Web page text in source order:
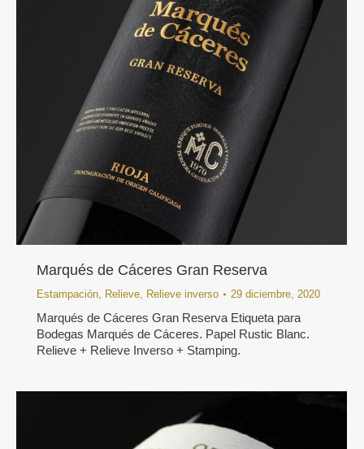
Marqués de Cáceres Gran Reserva
Estampación, Relieve, Relieve inverso 29 diciembre, 2020
Marqués de Cáceres Gran Reserva Etiqueta para
Bodegas Marqués de Cáceres. Papel Rustic Blanc.
Relieve + Relieve Inverso + Stamping.